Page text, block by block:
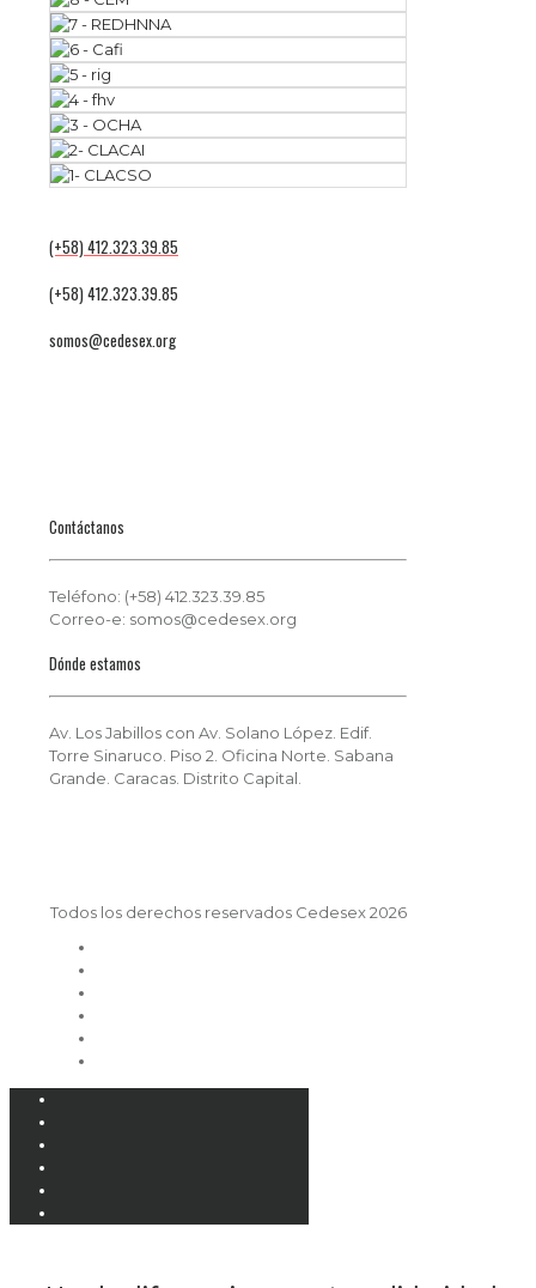
(+58) 412.323.39.85
(+58) 412.323.39.85
somos@cedesex.org
Contáctanos
Teléfono: (+58) 412.323.39.85
Correo-e: somos@cedesex.org
Dónde estamos
Av. Los Jabillos con Av. Solano López. Edif.
Torre Sinaruco. Piso 2. Oficina Norte. Sabana
Grande. Caracas. Distrito Capital.
Todos los derechos reservados Cedesex 2026